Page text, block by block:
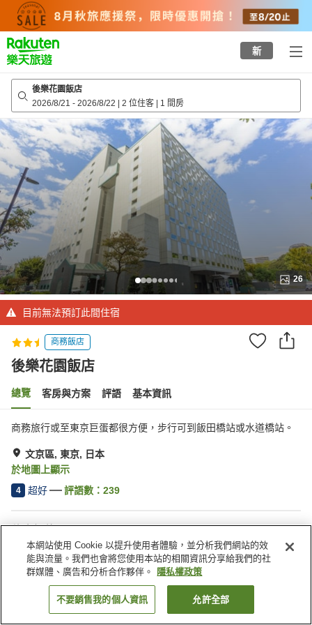
top
page
新
後樂花園飯店
2026/8/21 - 2026/8/22 | 2 位住客 | 1 間房
26
目前無法預訂此間住宿
商務飯店
後樂花園飯店
總覽 客房與方案 評語 基本資訊
商務旅行或至東京巨蛋都很方便，步行可到飯田橋站或水道橋站。
文京區, 東京, 日本
於地圖上顯示
4 超好 評語數： 239
餐廳
自動販賣機
付費洗衣房
宅配服務
日本 東京 文京區 後樂花園飯店
找客房
本網站使用 Cookie 以提升使用者體驗，並分析我們網站的效
能與流量。我們也會將您使用本站的相關資訊分享給我們的社
群媒體、廣告和分析合作夥伴。
隱私權政策
不要銷售我的個人資訊 允許全部